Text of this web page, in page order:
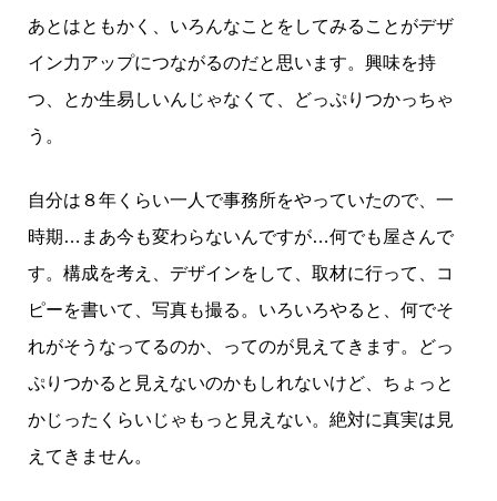
あとはともかく、いろんなことをしてみることがデザ
イン力アップにつながるのだと思います。興味を持
つ、とか生易しいんじゃなくて、どっぷりつかっちゃ
う。
自分は８年くらい一人で事務所をやっていたので、一
時期…まあ今も変わらないんですが…何でも屋さんで
す。構成を考え、デザインをして、取材に行って、コ
ピーを書いて、写真も撮る。いろいろやると、何でそ
れがそうなってるのか、ってのが見えてきます。どっ
ぷりつかると見えないのかもしれないけど、ちょっと
かじったくらいじゃもっと見えない。絶対に真実は見
えてきません。